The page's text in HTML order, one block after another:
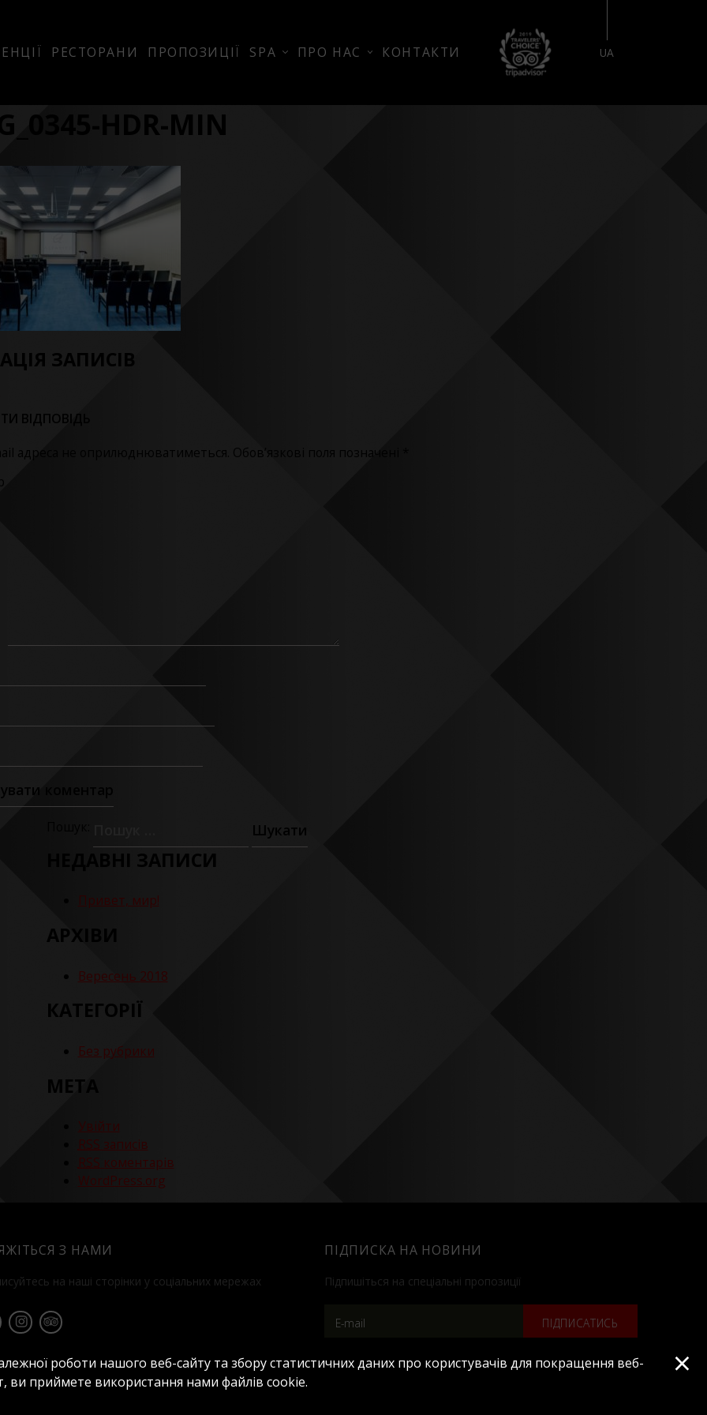
РЕСТОРАНИ ПРОПОЗИЦІЇ SPA ПРО НАС КОНТАКТИ UA
HDR-MIN
ЗАПИСІВ
ВІДПОВІДЬ
адреса не оприлюднюватиметься. Обов’язкові поля позначені
НЕДАВНІ ЗАПИСИ
Привет, мир!
АРХІВИ
Вересень 2018
КАТЕГОРІЇ
Без рубрики
МЕТА
Увійти
RSS записів
RSS коментарів
WordPress.org
З НАМИ
на наші сторінки у соціальних мережах
ПІДПИСКА НА НОВИНИ
Підпишіться на спеціальні пропозиції
ПІДПИСАТИСЬ
×
роботи нашого веб-сайту та збору статистичних даних про користувачів для покращення веб-
приймете використання нами файлів cookie.